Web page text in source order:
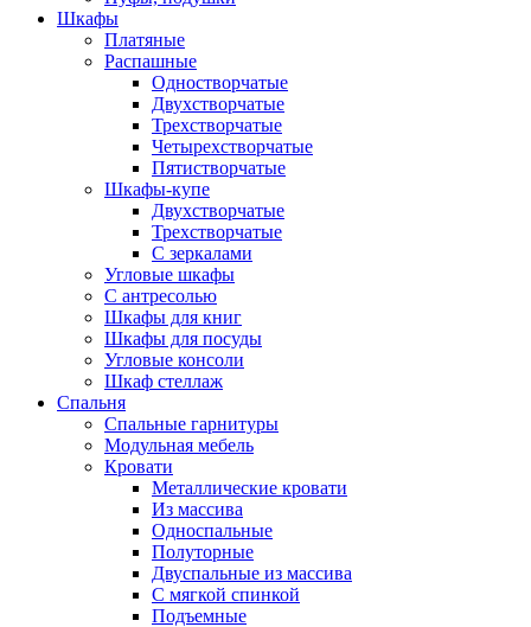
Шкафы
Платяные
Распашные
Одностворчатые
Двухстворчатые
Трехстворчатые
Четырехстворчатые
Пятистворчатые
Шкафы-купе
Двухстворчатые
Трехстворчатые
С зеркалами
Угловые шкафы
С антресолью
Шкафы для книг
Шкафы для посуды
Угловые консоли
Шкаф стеллаж
Спальня
Спальные гарнитуры
Модульная мебель
Кровати
Металлические кровати
Из массива
Односпальные
Полуторные
Двуспальные из массива
С мягкой спинкой
Подъемные